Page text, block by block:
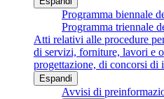
Programma biennale
Programma triennale
Atti relativi alle procedure
di servizi, forniture, lavori e
progettazione, di concorsi di
Espandi
Avvisi di